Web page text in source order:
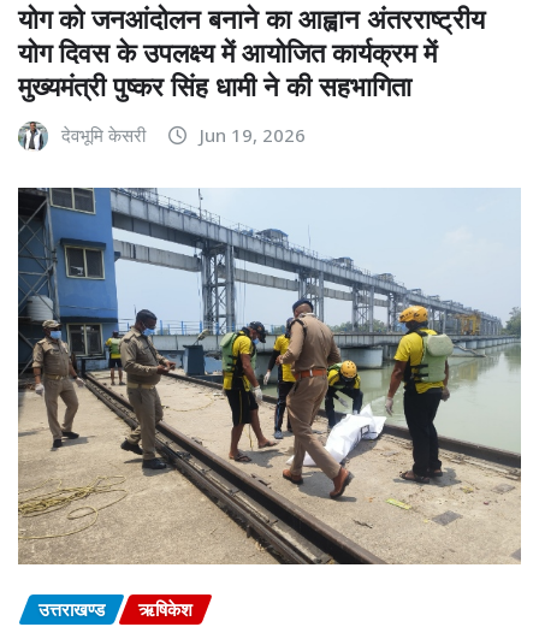
योग को जनआंदोलन बनाने का आह्वान अंतरराष्ट्रीय
योग दिवस के उपलक्ष्य में आयोजित कार्यक्रम में
मुख्यमंत्री पुष्कर सिंह धामी ने की सहभागिता
देवभूमि केसरी Jun 19, 2026
उत्तराखण्ड ऋषिकेश